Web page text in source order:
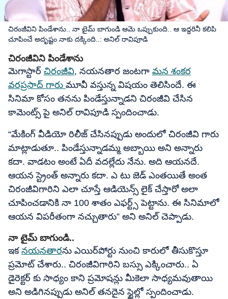
చిరంజీవిని పిండేశాను.. నా టైమ్ బాగుండి ఆమె ఒప్పుకుంది.. ఆ ఇద్దరినీ కలిపి
చూపించే అదృష్టం నాకు దక్కింది..: అనిల్ రావిపూడి
చిరంజీవిని పిండేశాను
మెగాస్టార్ చిరంజీవి, నయనతార జంటగా మన శంకర
వరప్రసాద్ గారు మూవీ వస్తున్న విషయం తెలిసిందే. ఈ
సినిమా కోసం తనను పిండేస్తున్నాడని చిరంజీవి చేసిన
కామెంట్స్ పై అనిల్ రావిపూడి స్పందించాడు.
“మేకింగ్ వీడియో రిలీజ్ చేసినప్పుడు అందులో చిరంజీవి గారు
మాట్లాడుతూ.. పిండేస్తున్నాడమ్మ అబ్బాయి అని అన్నారు
కదా. వాడటం అంటే ఏదీ వదల్లేదు నేను. అది ఆయనదే.
ఆయన స్ట్రెంత్ అన్నారు కదా. ఎ టు జెడ్ ఎంతయితే అంత
చిరంజీవిగారిని ఎలా చూస్తే ఆడియెన్స్ లైక్ చేస్తారో అలా
చూపించడానికి నా 100 శాతం ఎఫర్ట్స్ పెట్టాను. ఈ సినిమాలో
ఆయన విపరీతంగా నచ్చుతారు” అని అనిల్ చెప్పాడు.
నా టైమ్ బాగుండి..
ఇక నయనతారను ఎయిర్‌పోర్టు నుంచి కారులో తీసుకొస్తూ
ప్రమోట్ చేశారు.. చిరంజీవిగారిని బస్సు ఎక్కించారు.. ఏ
డైరెక్టర్ కు సాధ్యం కాని ప్రమోషన్లు మీకెలా సాధ్యమవుతాయి
అని అడిగినప్పుడు అనిల్ తనదైన స్టైల్లో స్పందించాడు.